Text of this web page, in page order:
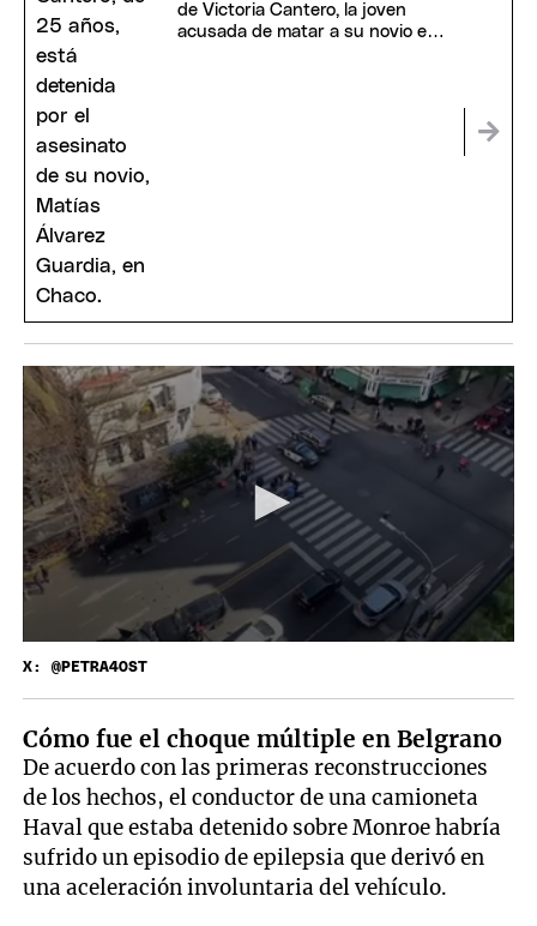
de Victoria Cantero, la joven
acusada de matar a su novio en
X: @PETRA40ST
Cómo fue el choque múltiple en Belgrano
De acuerdo con las primeras reconstrucciones
de los hechos, el conductor de una camioneta
Haval que estaba detenido sobre Monroe habría
sufrido un episodio de epilepsia que derivó en
una aceleración involuntaria del vehículo.